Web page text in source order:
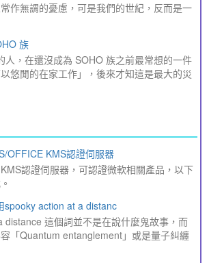
作無謂的憂慮，可是我們的世紀，反而是一
族
人，在還沒成為 SOHO 族之前最常想的一件
悠閒的在家工作」，後來才知這是最大的災
OFFICE KMS認證伺服器
認證伺服器，可認證微軟相關產品，以下
spooky action at a distanc
distance 這個詞並不是在說什麼鬼故事，而
「Quantum entanglement」或是量子糾纏